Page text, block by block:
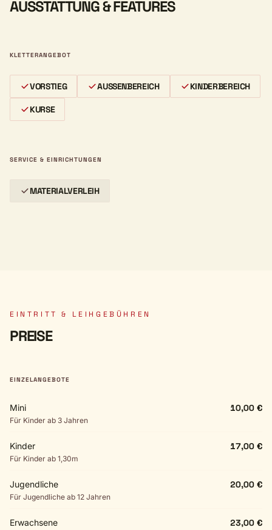
AUSSTATTUNG & FEATURES
KLETTERANGEBOT
VORSTIEG AUSSENBEREICH KINDERBEREICH
KURSE
SERVICE & EINRICHTUNGEN
MATERIALVERLEIH
EINTRITT & LEIHGEBÜHREN
PREISE
EINZELANGEBOTE
Mini
Für Kinder ab 3 Jahren
10,00 €
Kinder
Für Kinder ab 1,30m
17,00 €
Jugendliche
Für Jugendliche ab 12 Jahren
20,00 €
Erwachsene 23,00 €